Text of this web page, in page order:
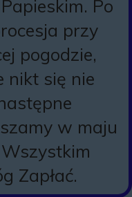
Po
przy
pogodzie,
nikt się nie
w maju
Zapłać.